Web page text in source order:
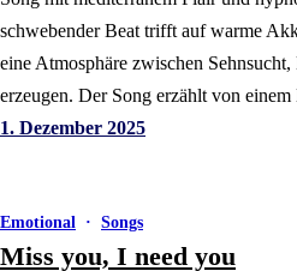
schwebender Beat trifft auf warme
eine Atmosphäre zwischen
erzeugen. Der Song erzählt von
1. Dezember 2025
Emotional · Songs
Miss you, I need you